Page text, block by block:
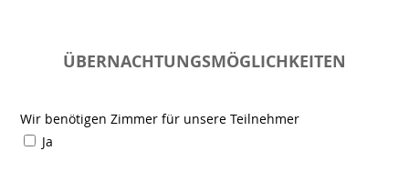
ÜBERNACHTUNGSMÖGLICHKEITEN
Wir benötigen Zimmer für unsere Teilnehmer
Ja